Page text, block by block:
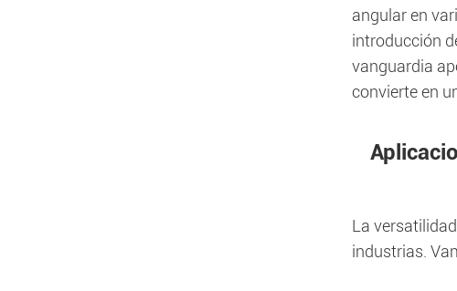
angular en
introducción
vanguardia
convierte en
La
industrias.